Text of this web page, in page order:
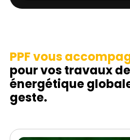
PPF vous
pour vos travaux
énergétique
geste.